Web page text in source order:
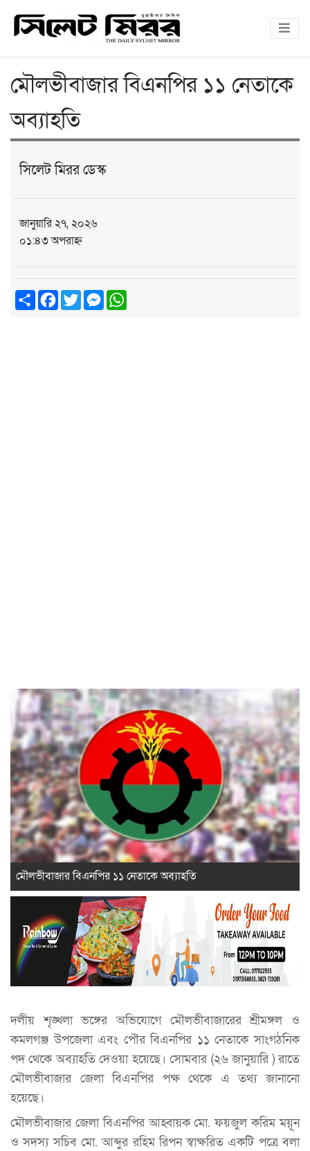
মৌলভীবাজার বিএনপির ১১ নেতাকে
অব্যাহতি
সিলেট মিরর ডেস্ক
জানুয়ারি ২৭, ২০২৬
০১:৪৩ অপরাহ্ন
ShareFacebook
TwitterMessenger
মৌলভীবাজার বিএনপির ১১ নেতাকে অব্যাহতি
দলীয় শৃঙ্খলা ভঙ্গের অভিযোগে মৌলভীবাজারের শ্রীমঙ্গল ও
কমলগঞ্জ উপজেলা এবং পৌর বিএনপির ১১ নেতাকে সাংগঠনিক
পদ থেকে অব্যাহতি দেওয়া হয়েছে। সোমবার (২৬ জানুয়ারি ) রাতে
মৌলভীবাজার জেলা বিএনপির পক্ষ থেকে এ তথ্য জানানো
হয়েছে।
মৌলভীবাজার জেলা বিএনপির আহ্বায়ক মো. ফয়জুল করিম ময়ূন
ও সদস্য সচিব মো. আব্দুর রহিম রিপন স্বাক্ষরিত একটি পত্রে বলা